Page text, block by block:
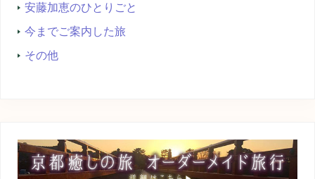
安藤加恵のひとりごと
今までご案内した旅
その他